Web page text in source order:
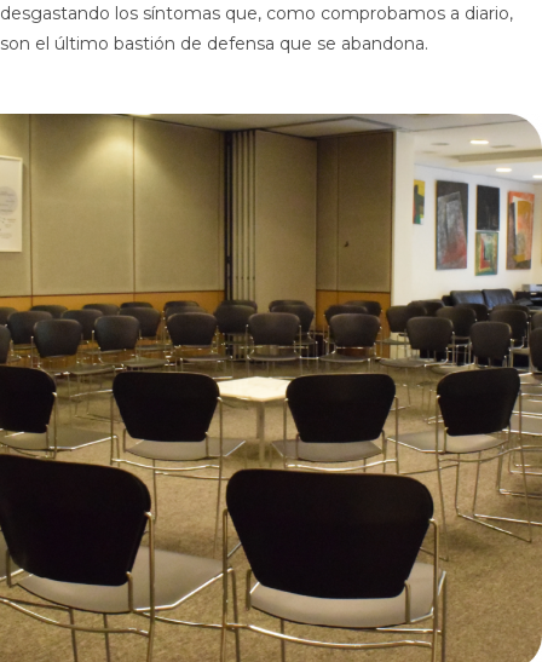
desgastando los síntomas que, como comprobamos a diario,
son el último bastión de defensa que se abandona.